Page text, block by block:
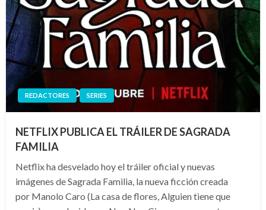
REDACTORES SERIES
NETFLIX PUBLICA EL TRÁILER DE SAGRADA
FAMILIA
Netflix ha desvelado hoy el tráiler oficial y nuevas
imágenes de Sagrada Familia, la nueva ficción creada
por Manolo Caro (La casa de flores, Alguien tiene que